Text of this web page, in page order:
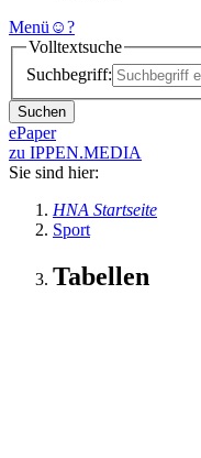
Menü ☺?
Volltextsuche
Suchbegriff:
Suchen
ePaper
zu IPPEN.MEDIA
Sie sind hier:
HNA Startseite
Sport
Tabellen